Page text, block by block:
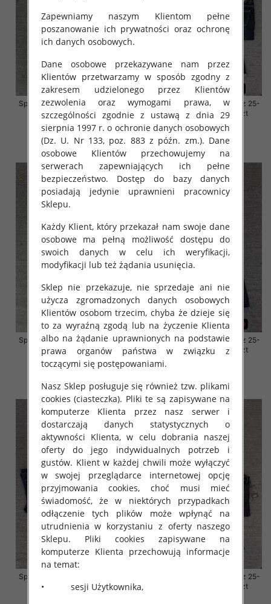
Spodnie damskie jeansy Roz 25-
30, 1 Kolor Paczka 10 szt
57.00 zł
szczegóły
Spodnie damskie jeansy Roz 25-
30, 1 Kolor Paczka 10 szt
57.00 zł
szczegóły
Spodnie damskie jeansy Roz 25-
30, 1 Kolor Paczka 10 szt
57.00 zł
szczegóły
Spodnie damskie jeansy Roz 25-
30, 1 Kolor Paczka 10 szt
szczegóły
Spodnie damskie jeansy Roz 25-
30, 1 Kolor Paczka 10 szt
Spodnie damskie jeansy Roz 25-
30, 1 Kolor Paczka 10 szt
Zapewniamy naszym Klientom pełne
poszanowanie ich prywatności oraz ochronę
ich danych osobowych.
Dane osobowe przekazywane nam przez
Klientów przetwarzamy w sposób zgodny z
zakresem udzielonego przez Klientów
zezwolenia oraz wymogami prawa, w
szczególności zgodnie z ustawą z dnia 29
sierpnia 1997 r. o ochronie danych osobowych
(Dz. U. Nr 133, poz. 883 z późn. zm.). Dane
osobowe Klientów przechowujemy na
serwerach zapewniających ich pełne
bezpieczeństwo. Dostęp do bazy danych
posiadają jedynie uprawnieni pracownicy
Sklepu.
Każdy Klient, który przekazał nam swoje dane
osobowe ma pełną możliwość dostępu do
swoich danych w celu ich weryfikacji,
modyfikacji lub też żądania usunięcia.
Sklep nie przekazuje, nie sprzedaje ani nie
użycza zgromadzonych danych osobowych
Klientów osobom trzecim, chyba że dzieje się
to za wyraźną zgodą lub na życzenie Klienta
albo na żądanie uprawnionych na podstawie
prawa organów państwa w związku z
toczącymi się postępowaniami.
Nasz Sklep posługuje się również tzw. plikami
cookies (ciasteczka). Pliki te są zapisywane na
komputerze Klienta przez nasz serwer i
dostarczają danych statystycznych o
aktywności Klienta, w celu dobrania naszej
oferty do jego indywidualnych potrzeb i
gustów. Klient w każdej chwili może wyłączyć
w swojej przeglądarce internetowej opcję
przyjmowania cookies, choć musi mieć
świadomość, że w niektórych przypadkach
odłączenie tych plików może wpłynąć na
utrudnienia w korzystaniu z oferty naszego
Sklepu. Pliki cookies zapisywane na
komputerze Klienta przechowują informacje
na temat:
• sesji Użytkownika,